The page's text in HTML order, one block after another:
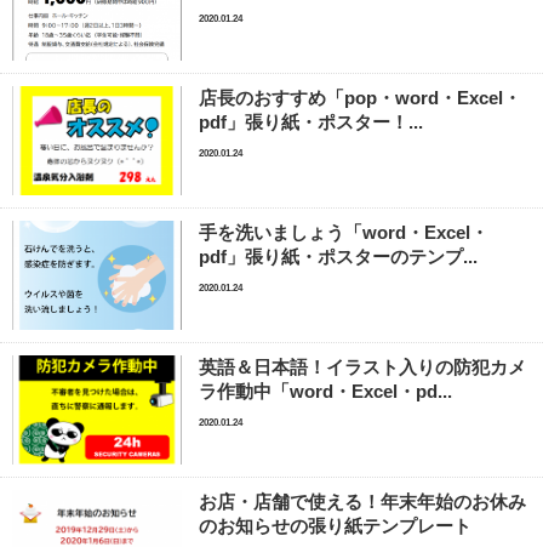
2020.01.24
店長のおすすめ「pop・word・Excel・
pdf」張り紙・ポスター！...
2020.01.24
手を洗いましょう「word・Excel・
pdf」張り紙・ポスターのテンプ...
2020.01.24
英語＆日本語！イラスト入りの防犯カメ
ラ作動中「word・Excel・pd...
2020.01.24
お店・店舗で使える！年末年始のお休み
のお知らせの張り紙テンプレート